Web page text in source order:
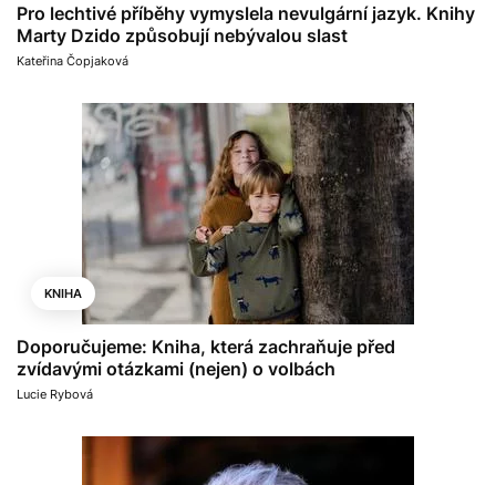
Pro lechtivé příběhy vymyslela nevulgární jazyk. Knihy
Marty Dzido způsobují nebývalou slast
Kateřina Čopjaková
KNIHA
Doporučujeme: Kniha, která zachraňuje před
zvídavými otázkami (nejen) o volbách
Lucie Rybová